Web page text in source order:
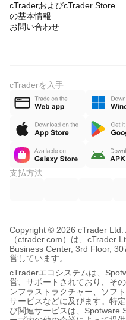
cTraderおよびcTrader Store
の基本情報
お問い合わせ
cTraderを入手
支払方法
Copyright © 2026 cTrader Ltd.
（ctrader.com）は、cTrader
Business Center, 3rd Floor,
営しています。
cTraderエコシステムは、
営、サポートされており、そ
ンフラストラクチャー、ソフ
サービスなどに及びます。特
び関連サービスは、Spotware